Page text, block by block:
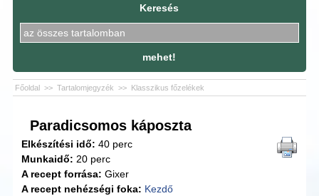
Keresés
mehet!
Főoldal >> Tartalomjegyzék >> Klasszikus főzelékek
Paradicsomos káposzta
Elkészítési idő: 40 perc
Munkaidő: 20 perc
A recept forrása: Gixer
A recept nehézségi foka: Kezdő